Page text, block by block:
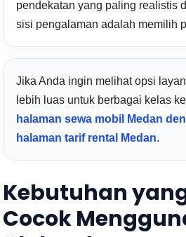
pendekatan yang paling realistis
sisi pengalaman adalah memilih
Jika Anda ingin melihat opsi
lebih luas untuk berbagai kelas
halaman sewa mobil Medan
halaman tarif rental Medan.
Kebutuhan
Cocok